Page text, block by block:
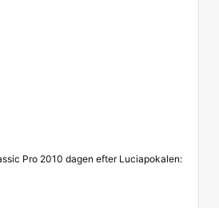
Pro 2010 dagen efter Luciapokalen: